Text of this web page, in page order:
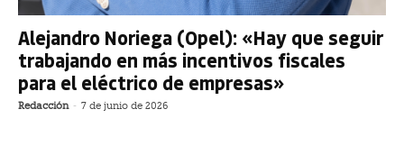
Alejandro Noriega (Opel): «Hay que seguir
trabajando en más incentivos fiscales
para el eléctrico de empresas»
Redacción - 7 de junio de 2026